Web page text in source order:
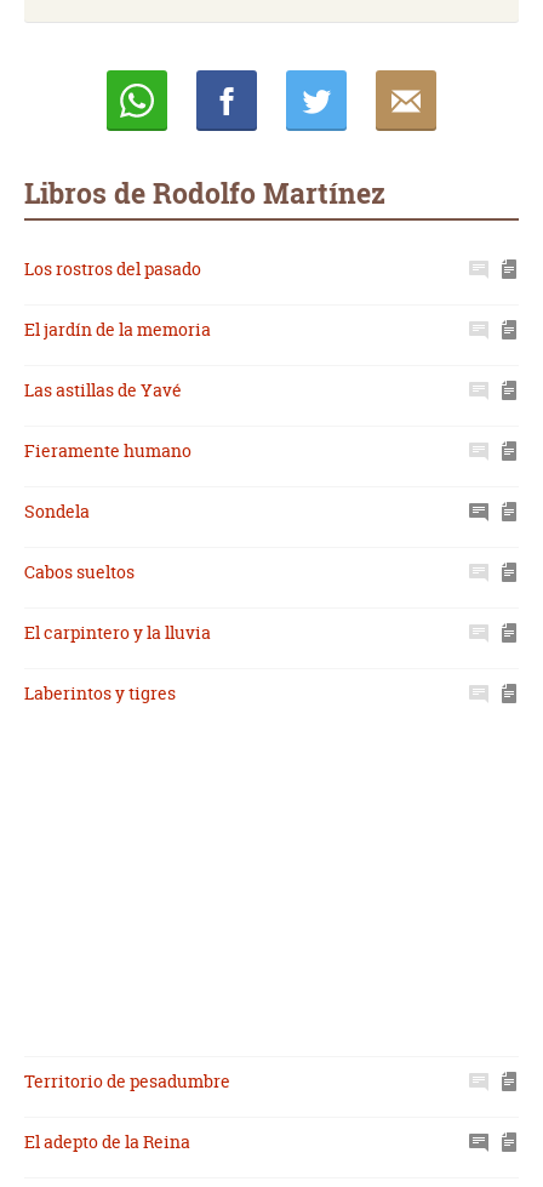
Libros de Rodolfo Martínez
Los rostros del pasado
El jardín de la memoria
Las astillas de Yavé
Fieramente humano
Sondela
Cabos sueltos
El carpintero y la lluvia
Laberintos y tigres
Territorio de pesadumbre
El adepto de la Reina